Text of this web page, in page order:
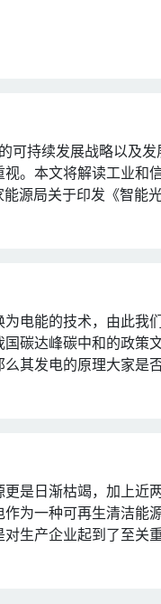
可持续发展战略以及发
。本文将解读工业和
源局关于印发《智能
2022年光伏发电国家
电能的技术，由此我
碳达峰碳中和的政策
其发电的原理大家是
吧~
是日渐枯竭，加上近
为一种可再生清洁能源
生产企业起到了至关
方式以及其注意事项，